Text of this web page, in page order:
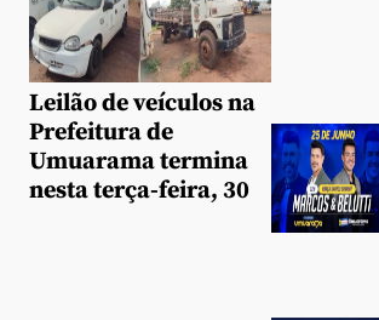
Leilão de veículos na
Prefeitura de
Umuarama termina
nesta terça-feira, 30